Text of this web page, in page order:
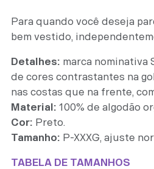
Para quando você deseja
bem vestido,
Detalhes: marca nominativa
de cores contrastantes na
nas costas que na frente,
Material: 100% de algodão
Cor: Preto.
Tamanho: P-XXXG, ajuste
TABELA DE TAMANHOS